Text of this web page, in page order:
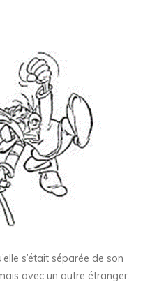
s’était séparée de son
avec un autre étranger.